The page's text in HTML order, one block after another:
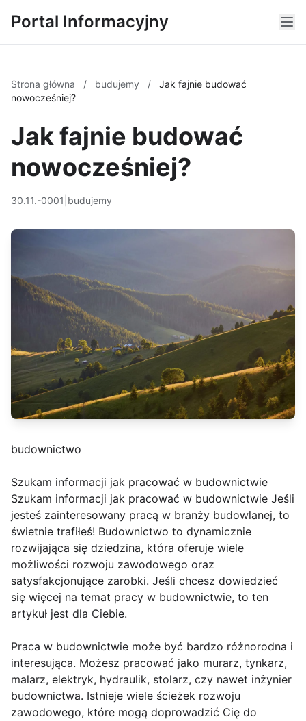
Portal Informacyjny
Strona główna / budujemy /
Jak fajnie budować
nowocześniej?
Jak fajnie budować
nowocześniej?
30.11.-0001 budujemy
budownictwo
Szukam informacji jak pracować w budownictwie
Szukam informacji jak pracować w budownictwie Jeśli
jesteś zainteresowany pracą w branży budowlanej, to
świetnie trafiłeś! Budownictwo to dynamicznie
rozwijająca się dziedzina, która oferuje wiele
możliwości rozwoju zawodowego oraz
satysfakcjonujące zarobki. Jeśli chcesz dowiedzieć
się więcej na temat pracy w budownictwie, to ten
artykuł jest dla Ciebie.
Praca w budownictwie może być bardzo różnorodna i
interesująca. Możesz pracować jako murarz, tynkarz,
malarz, elektryk, hydraulik, stolarz, czy nawet inżynier
budownictwa. Istnieje wiele ścieżek rozwoju
zawodowego, które mogą doprowadzić Cię do